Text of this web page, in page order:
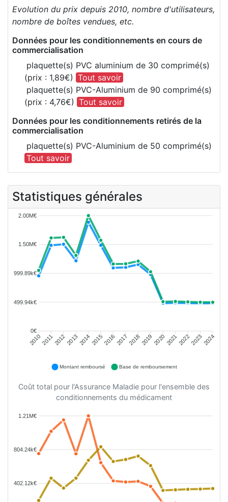
Evolution du prix depuis 2010, nombre d'utilisateurs,
nombre de boîtes vendues, etc.
Données pour les conditionnements en cours de
commercialisation
plaquette(s) PVC aluminium de 30 comprimé(s)
(prix : 1,89€) Tout savoir
plaquette(s) PVC-Aluminium de 90 comprimé(s)
(prix : 4,76€) Tout savoir
Données pour les conditionnements retirés de la
commercialisation
plaquette(s) PVC-Aluminium de 50 comprimé(s)
Tout savoir
Statistiques générales
2.00M€
1.50M€
999.89k€
499.94k€
0€
201020112012201320142015201620172018201920202021202220232024
Montant remboursé Base de remboursement
Coût total pour l'Assurance Maladie pour l'ensemble des
conditionnements du médicament
1.21M€
804.24k€
402.12k€